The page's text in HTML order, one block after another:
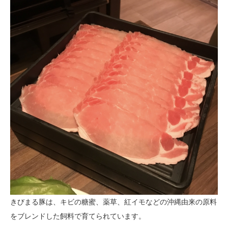
きびまる豚は、キビの糖蜜、薬草、紅イモなどの沖縄由来の原料
をブレンドした飼料で育てられています。